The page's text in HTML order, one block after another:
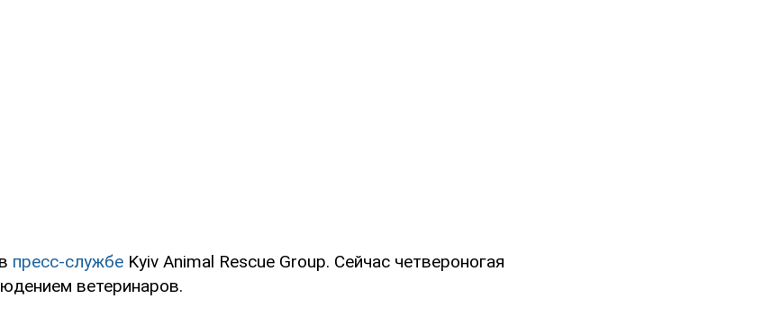
пресс-службе Kyiv Animal Rescue Group. Сейчас четвероногая
ветеринаров.